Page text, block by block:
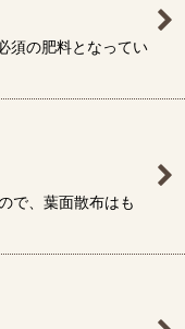
須の肥料となってい
で、葉面散布はも